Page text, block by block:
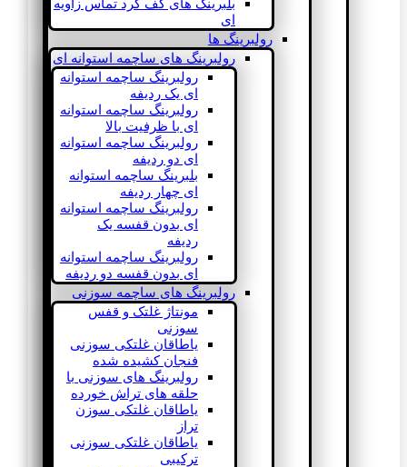
بلبرینگ های کف گرد تماس زاویه
ای
رولبرینگ ها
رولبرینگ های ساچمه استوانه ای
رولبرینگ ساچمه استوانه
ای یک ردیفه
رولبرینگ ساچمه استوانه
ای با ظرفیت بالا
رولبرینگ ساچمه استوانه
ای دو ردیفه
بلبرینگ ساچمه استوانه
ای چهار ردیفه
رولبرینگ ساچمه استوانه
ای بدون قفسه یک
ردیفه
رولبرینگ ساچمه استوانه
ای بدون قفسه دو ردیفه
رولبرینگ های ساچمه سوزنی
مونتاژ غلتک و قفس
سوزنی
یاطاقان غلتکی سوزنی
فنجان کشیده شده
رولبرینگ های سوزنی با
حلقه های تراش خورده
یاطاقان غلتکی سوزن
تراز
یاطاقان غلتکی سوزنی
ترکیبی